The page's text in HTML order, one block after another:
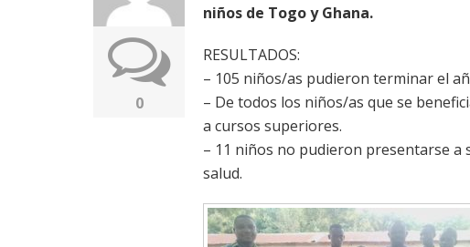
0
niños de Togo y Ghana.
RESULTADOS:
– 105 niños/as pudieron terminar el
– De todos los niños/as que se
a cursos superiores.
– 11 niños no pudieron presentarse a
salud.